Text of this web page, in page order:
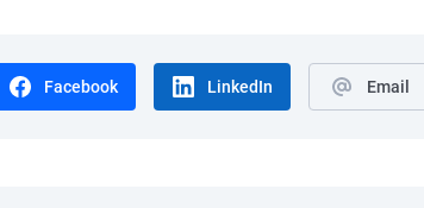
Facebook LinkedIn Email